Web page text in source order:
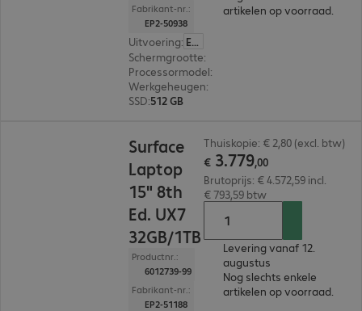
Fabrikant-nr.:
EP2-50938
Uitvoering: Europa
Schermgrootte:
Processormodel:
Werkgeheugen:
SSD:512 GB
artikelen op voorraad.
Surface
Laptop
15" 8th
Ed. UX7
32GB/1TB
Productnr.:
6012739-99
Fabrikant-nr.:
EP2-51188
Thuiskopie: € 2,80 (excl. btw)
€ 3.779,00
Brutoprijs: € 4.572,59 incl.
€ 793,59 btw
Levering vanaf 12.
augustus
Nog slechts enkele
artikelen op voorraad.